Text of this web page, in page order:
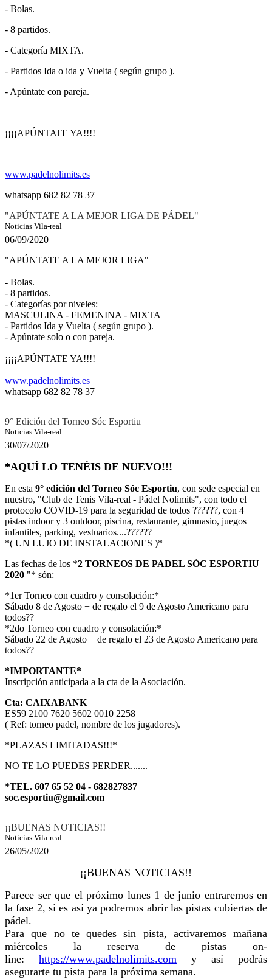
- Bolas.
- 8 partidos.
- Categoría MIXTA.
- Partidos Ida o ida y Vuelta ( según grupo ).
- Apúntate con pareja.
¡¡¡¡APÚNTATE YA!!!!
www.padelnolimits.es
whatsapp 682 82 78 37
"APÚNTATE A LA MEJOR LIGA DE PÁDEL"
Noticias Vila-real
06/09/2020
"APÚNTATE A LA MEJOR LIGA"
- Bolas.
- 8 partidos.
- Categorías por niveles:
MASCULINA - FEMENINA - MIXTA
- Partidos Ida y Vuelta ( según grupo ).
- Apúntate solo o con pareja.
¡¡¡¡APÚNTATE YA!!!!
www.padelnolimits.es
whatsapp 682 82 78 37
9° Edición del Torneo Sóc Esportiu
Noticias Vila-real
30/07/2020
*AQUÍ LO TENÉIS DE NUEVO!!!
En esta 9° edición del Torneo Sóc Esportiu, con sede especial en
nuestro, "Club de Tenis Vila-real - Pádel Nolimits", con todo el
protocolo COVID-19 para la seguridad de todos ??????, con 4
pistas indoor y 3 outdoor, piscina, restaurante, gimnasio, juegos
infantiles, parking, vestuarios....??????
*( UN LUJO DE INSTALACIONES )*
Las fechas de los *2 TORNEOS DE PADEL SÓC ESPORTIU
2020 "* són:
*1er Torneo con cuadro y consolación:*
Sábado 8 de Agosto + de regalo el 9 de Agosto Americano para
todos??
*2do Torneo con cuadro y consolación:*
Sábado 22 de Agosto + de regalo el 23 de Agosto Americano para
todos??
*IMPORTANTE*
Inscripción anticipada a la cta de la Asociación.
Cta: CAIXABANK
ES59 2100 7620 5602 0010 2258
( Ref: torneo padel, nombre de los jugadores).
*PLAZAS LIMITADAS!!!*
NO TE LO PUEDES PERDER.......
*TEL. 607 65 52 04 - 682827837
soc.esportiu@gmail.com
¡¡BUENAS NOTICIAS!!
Noticias Vila-real
26/05/2020
¡¡BUENAS NOTICIAS!!
Parece ser que el próximo lunes 1 de junio entraremos en
la fase 2, si es así ya podremos abrir las pistas cubiertas de
pádel.
Para que no te quedes sin pista, activaremos mañana
miércoles la reserva de pistas on-
line: https://www.padelnolimits.com y así podrás
asegurarte tu pista para la próxima semana.